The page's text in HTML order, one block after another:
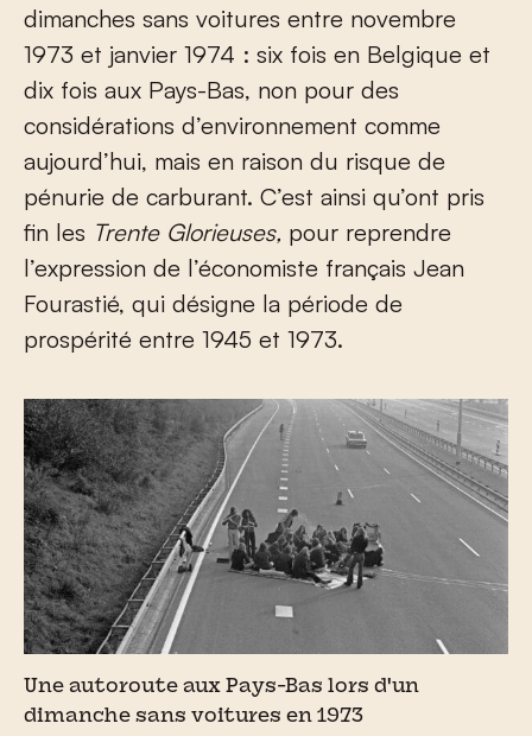
dimanches sans voitures entre novembre
1973 et janvier 1974 : six fois en Belgique et
dix fois aux Pays-Bas, non pour des
considérations d’environnement comme
aujourd’hui, mais en raison du risque de
pénurie de carburant. C’est ainsi qu’ont pris
fin les Trente Glorieuses, pour reprendre
l’expression de l’économiste français Jean
Fourastié, qui désigne la période de
prospérité entre 1945 et 1973.
Une autoroute aux Pays-Bas lors d'un
dimanche sans voitures en 1973